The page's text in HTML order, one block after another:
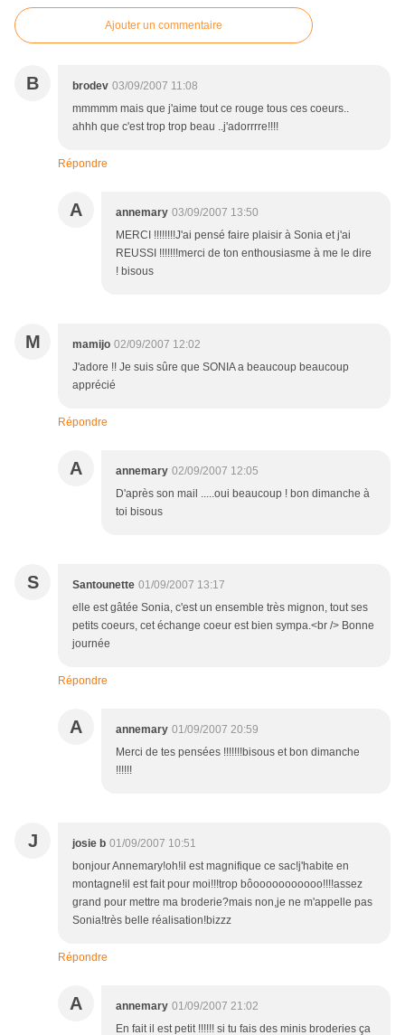
Ajouter un commentaire
B brodev 03/09/2007 11:08
mmmmm mais que j'aime tout ce rouge tous ces coeurs..
ahhh que c'est trop trop beau ..j'adorrrre!!!!
Répondre
A annemary 03/09/2007 13:50
MERCI !!!!!!!!J'ai pensé faire plaisir à Sonia et j'ai
REUSSI !!!!!!!merci de ton enthousiasme à me le dire
! bisous
M mamijo 02/09/2007 12:02
J'adore !! Je suis sûre que SONIA a beaucoup beaucoup
apprécié
Répondre
A annemary 02/09/2007 12:05
D'après son mail .....oui beaucoup ! bon dimanche à
toi bisous
S Santounette 01/09/2007 13:17
elle est gâtée Sonia, c'est un ensemble très mignon, tout ses
petits coeurs, cet échange coeur est bien sympa.<br /> Bonne
journée
Répondre
A annemary 01/09/2007 20:59
Merci de tes pensées !!!!!!!bisous et bon dimanche
!!!!!!
J josie b 01/09/2007 10:51
bonjour Annemary!oh!il est magnifique ce sac!j'habite en
montagne!il est fait pour moi!!!trop bôooooooooooo!!!!assez
grand pour mettre ma broderie?mais non,je ne m'appelle pas
Sonia!très belle réalisation!bizzz
Répondre
A annemary 01/09/2007 21:02
En fait il est petit !!!!!! si tu fais des minis broderies ça